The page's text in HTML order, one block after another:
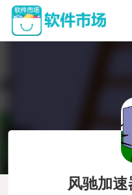
风驰加